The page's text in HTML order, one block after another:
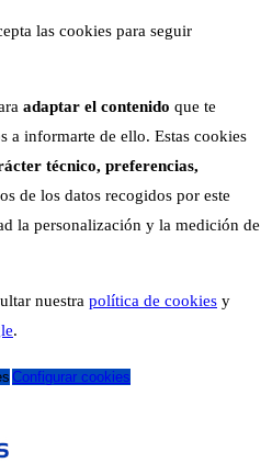
las cookies para seguir
adaptar el contenido que te
a informarte de ello. Estas cookies
técnico, preferencias,
de los datos recogidos por este
la personalización y la medición de
nuestra política de cookies y
.
Configurar cookies